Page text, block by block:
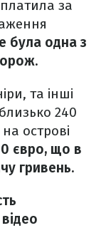
за
була одна з
та інші
240
острові
євро, що в
гривень.